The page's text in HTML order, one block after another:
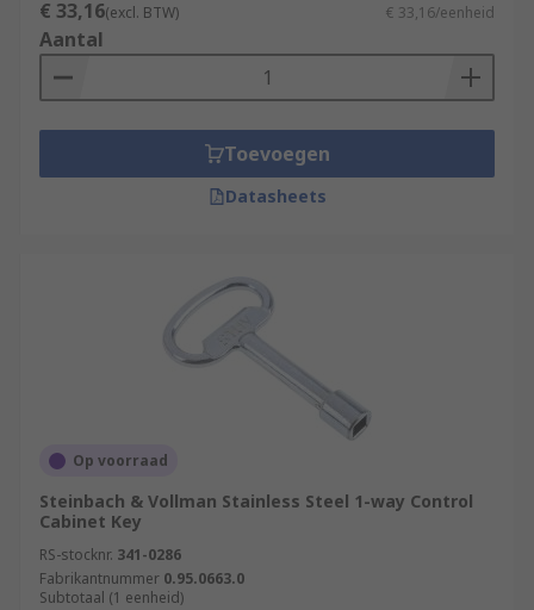
€ 33,16(excl. BTW) € 33,16/eenheid
Aantal
Toevoegen
Datasheets
Op voorraad
Steinbach & Vollman Stainless Steel 1-way Control
Cabinet Key
RS-stocknr. 341-0286
Fabrikantnummer 0.95.0663.0
Subtotaal (1 eenheid)